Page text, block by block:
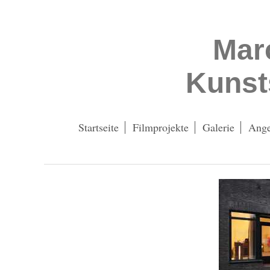
Startseite Filmprojekte Galerie